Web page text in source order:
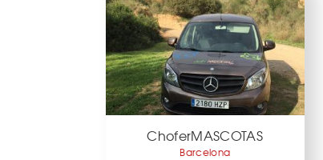
ChoferMASCOTAS
Barcelona